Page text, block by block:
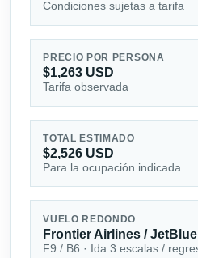
Condiciones sujetas a tarifa
PRECIO POR PERSONA
$1,263 USD
Tarifa observada
TOTAL ESTIMADO
$2,526 USD
Para la ocupación indicada
VUELO REDONDO
Frontier Airlines /
F9 / B6 · Ida 3 escalas /